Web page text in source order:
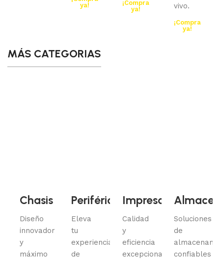
ya!
¡Compra
ya!
vivo.
¡Compra
ya!
MÁS CATEGORIAS
Chasis
Diseño
innovador
y
máximo
Periféricos
Eleva
tu
experiencia
de
Impresoras
Calidad
y
eficiencia
excepcionales
Soluciones
de
confiables